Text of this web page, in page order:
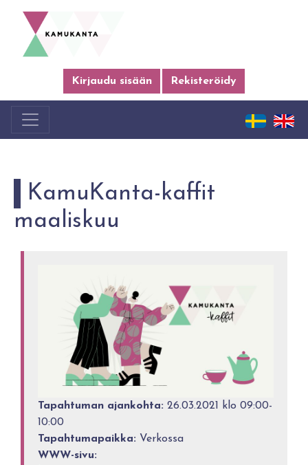
Kirjaudu sisään Rekisteröidy
KamuKanta-kaffit
maaliskuu
Tapahtuman ajankohta: 26.03.2021 klo 09:00-
10:00
Tapahtumapaikka: Verkossa
WWW-sivu: